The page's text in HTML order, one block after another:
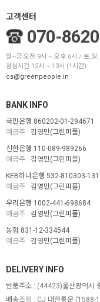
고객센터
070-
월~금 오전 9시 ~ 오후 6시 / 토,일,
점심시간 12시 ~ 13시 (1시간)
cs@greenpeople.in
BANK INFO
국민은행 860202-01-294671
예금주 : 김영민(그린피플)
신한은행 110-089-989266
예금주 : 김영민(그린피플)
KEB하나은행 532-810303-
예금주 : 김영민(그린피플)
우리은행 1002-441-698684
예금주 : 김영민(그린피플)
농협 831-12-334544
예금주 : 김영민(그린피플)
DELIVERY INFO
반품주소 : (44423)울산광역시
배송조회 : CJ 대한통운 (1588-